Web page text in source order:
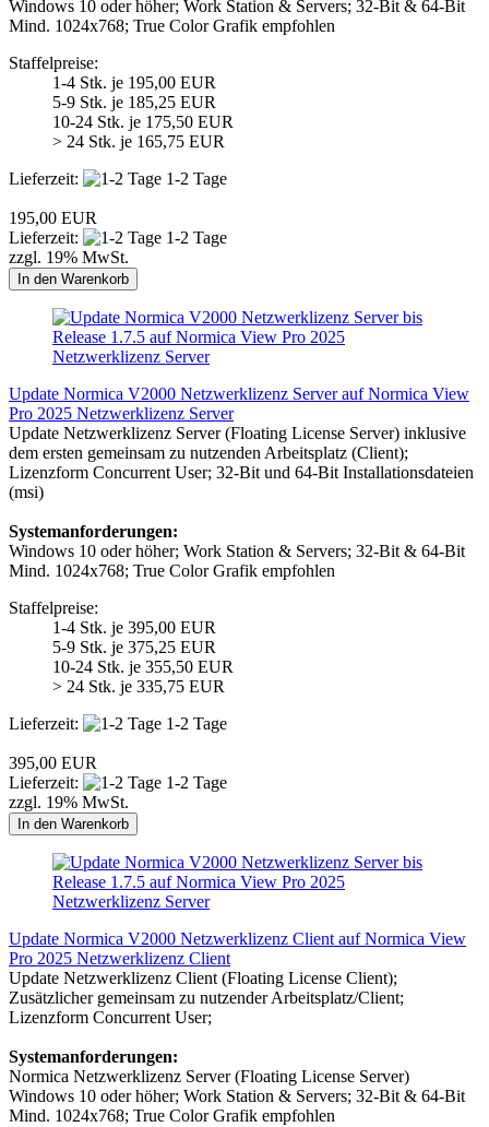
Windows 10 oder höher; Work Station & Servers; 32-Bit & 64-Bit
Mind. 1024x768; True Color Grafik empfohlen
Staffelpreise:
1-4 Stk. je 195,00 EUR
5-9 Stk. je 185,25 EUR
10-24 Stk. je 175,50 EUR
> 24 Stk. je 165,75 EUR
Lieferzeit:
1-2 Tage
195,00 EUR
Lieferzeit:
1-2 Tage
zzgl. 19% MwSt.
In den Warenkorb
Update Normica V2000 Netzwerklizenz Server auf Normica View
Pro 2025 Netzwerklizenz Server
Update Netzwerklizenz Server (Floating License Server) inklusive
dem ersten gemeinsam zu nutzenden Arbeitsplatz (Client);
Lizenzform Concurrent User; 32-Bit und 64-Bit Installationsdateien
(msi)
Systemanforderungen:
Windows 10 oder höher; Work Station & Servers; 32-Bit & 64-Bit
Mind. 1024x768; True Color Grafik empfohlen
Staffelpreise:
1-4 Stk. je 395,00 EUR
5-9 Stk. je 375,25 EUR
10-24 Stk. je 355,50 EUR
> 24 Stk. je 335,75 EUR
Lieferzeit:
1-2 Tage
395,00 EUR
Lieferzeit:
1-2 Tage
zzgl. 19% MwSt.
In den Warenkorb
Update Normica V2000 Netzwerklizenz Client auf Normica View
Pro 2025 Netzwerklizenz Client
Update Netzwerklizenz Client (Floating License Client);
Zusätzlicher gemeinsam zu nutzender Arbeitsplatz/Client;
Lizenzform Concurrent User;
Systemanforderungen:
Normica Netzwerklizenz Server (Floating License Server)
Windows 10 oder höher; Work Station & Servers; 32-Bit & 64-Bit
Mind. 1024x768; True Color Grafik empfohlen